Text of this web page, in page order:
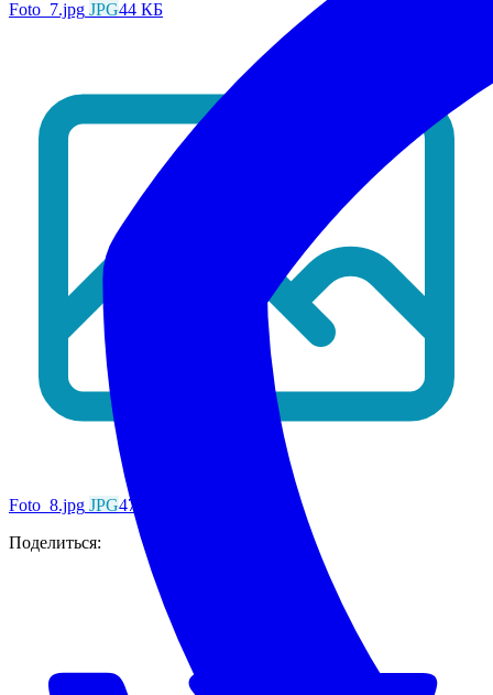
Foto_7.jpg JPG44 КБ
Foto_8.jpg JPG47 КБ
Поделиться: